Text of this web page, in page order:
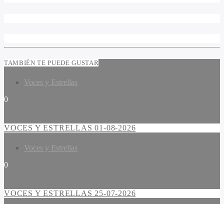
TAMBIÉN TE PUEDE GUSTAR
Voces y Estrellas
0
VOCES Y ESTRELLAS 01-08-2026
Voces y Estrellas
0
VOCES Y ESTRELLAS 25-07-2026